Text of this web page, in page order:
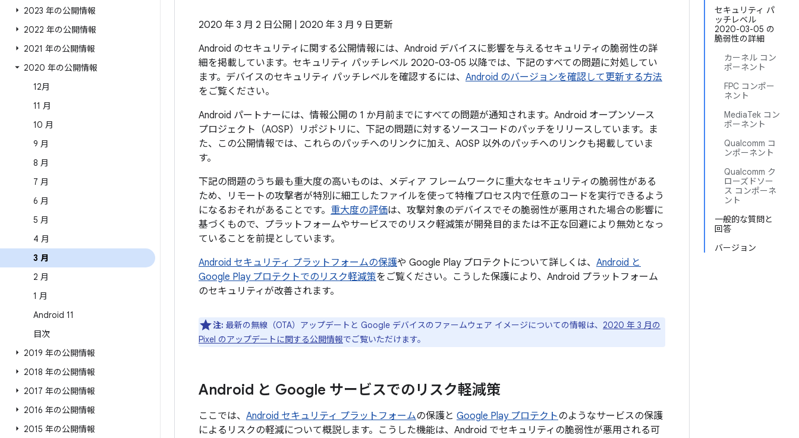
2023 年の公開情報
2022 年の公開情報
2021 年の公開情報
2020 年の公開情報
12月
11 月
10 月
9 月
8 月
7 月
6 月
5 月
4 月
3 月
2 月
1 月
Android 11
目次
2019 年の公開情報
2018 年の公開情報
2017 年の公開情報
2016 年の公開情報
2015 年の公開情報
セキュリティ パ
ッチレベル
2020-03-05 の
脆弱性の詳細
カーネル コン
ポーネント
FPC コンポー
ネント
MediaTek コン
ポーネント
Qualcomm コ
ンポーネント
Qualcomm ク
ローズドソー
ス コンポーネ
ント
一般的な質問と
回答
バージョン
2020 年 3 月 2 日公開 | 2020 年 3 月 9 日更新
Android のセキュリティに関する公開情報には、Android デバイスに影響を与えるセキュリティの脆弱性の詳
細を掲載しています。セキュリティ パッチレベル 2020-03-05 以降では、下記のすべての問題に対処してい
ます。デバイスのセキュリティ パッチレベルを確認するには、 Android のバージョンを確認して更新する方法
をご覧ください。
Android パートナーには、情報公開の 1 か月前までにすべての問題が通知されます。Android オープンソース
プロジェクト（AOSP）リポジトリに、下記の問題に対するソースコードのパッチをリリースしています。ま
た、この公開情報では、これらのパッチへのリンクに加え、AOSP 以外のパッチへのリンクも掲載していま
す。
下記の問題のうち最も重大度の高いものは、メディア フレームワークに重大なセキュリティの脆弱性がある
ため、リモートの攻撃者が特別に細工したファイルを使って特権プロセス内で任意のコードを実行できるよう
になるおそれがあることです。 重大度の評価は、攻撃対象のデバイスでその脆弱性が悪用された場合の影響に
基づくもので、プラットフォームやサービスでのリスク軽減策が開発目的または不正な回避により無効となっ
ていることを前提としています。
Android セキュリティ プラットフォームの保護や Google Play プロテクトについて詳しくは、 Android と
Google Play プロテクトでのリスク軽減策をご覧ください。こうした保護により、Android プラットフォーム
のセキュリティが改善されます。
注: 最新の無線（OTA）アップデートと Google デバイスのファームウェア イメージについての情報は、 2020 年 3 月の
Pixel のアップデートに関する公開情報でご覧いただけます。
Android と Google サービスでのリスク軽減策
ここでは、 Android セキュリティ プラットフォームの保護と Google Play プロテクトのようなサービスの保護
によるリスクの軽減について概説します。こうした機能は、Android でセキュリティの脆弱性が悪用される可